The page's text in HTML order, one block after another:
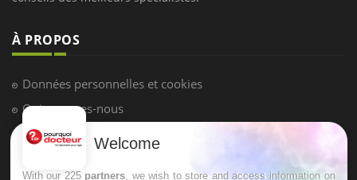
À PROPOS
Données personnelles et cookies
Qui sommes-nous
Conditions d'utilisation
Welcome
With our 225 partners , we wish to store and access information on